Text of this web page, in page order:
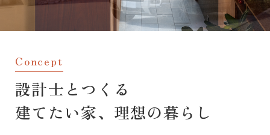
Concept
設計士とつくる
建てたい家、理想の暮らし